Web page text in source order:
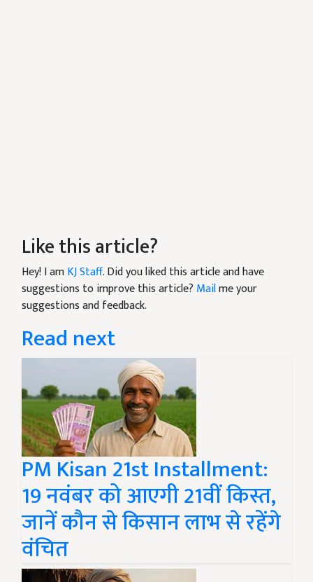
Like this article?
Hey! I amKJ Staff. Did you liked this article and have
suggestions to improve this article? Mailme your
suggestions and feedback.
Read next
PM Kisan 21st Installment:
19 नवंबर को आएगी 21वीं किस्त,
जानें कौन से किसान लाभ से रहेंगे
वंचित